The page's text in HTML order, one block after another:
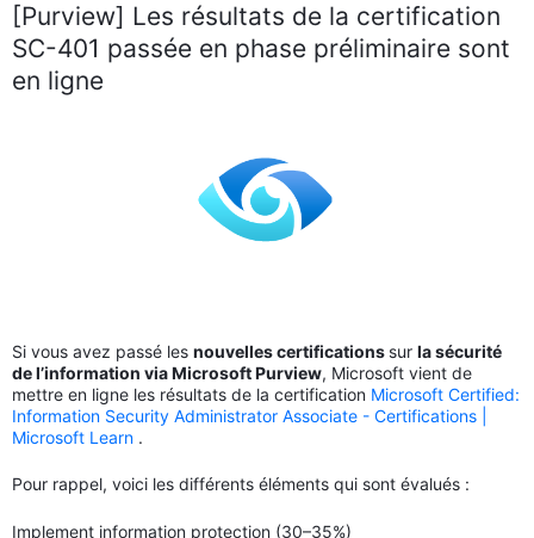
[Purview] Les résultats de la certification
SC-401 passée en phase préliminaire sont
en ligne
Si vous avez passé les nouvelles certifications sur la sécurité
de l’information via Microsoft Purview, Microsoft vient de
mettre en ligne les résultats de la certification Microsoft Certified:
Information Security Administrator Associate - Certifications |
Microsoft Learn .
Pour rappel, voici les différents éléments qui sont évalués :
Implement information protection (30–35%)